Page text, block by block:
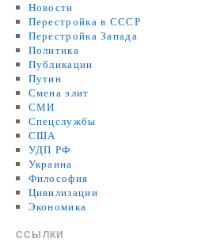
Новости
Перестройка в СССР
Перестройка Запада
Политика
Публикации
Путин
Смена элит
СМИ
Спецслужбы
США
УДП РФ
Украина
Философия
Цивилизации
Экономика
ССЫЛКИ